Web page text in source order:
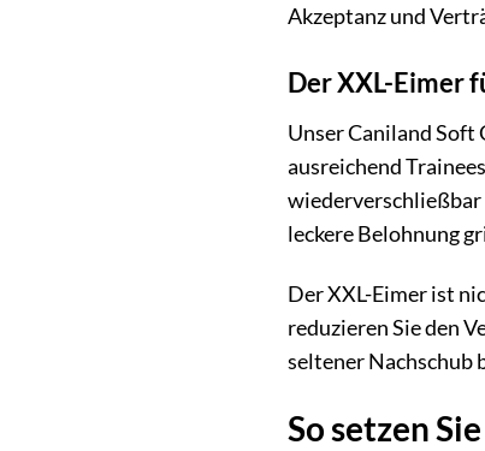
Akzeptanz und
Der XXL-Eimer
Unser Caniland Soft
ausreichend
wiederverschließbar
leckere Belohnung
Der XXL-Eimer ist
reduzieren Sie den
seltener Nachschub
So setzen